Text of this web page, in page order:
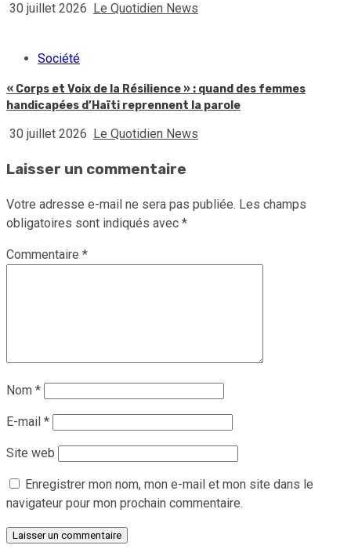
30 juillet 2026 Le Quotidien News
Société
« Corps et Voix de la Résilience » : quand des femmes
handicapées d’Haïti reprennent la parole
30 juillet 2026 Le Quotidien News
Laisser un commentaire
Votre adresse e-mail ne sera pas publiée. Les champs
obligatoires sont indiqués avec *
Commentaire *
Nom *
E-mail *
Site web
Enregistrer mon nom, mon e-mail et mon site dans le
navigateur pour mon prochain commentaire.